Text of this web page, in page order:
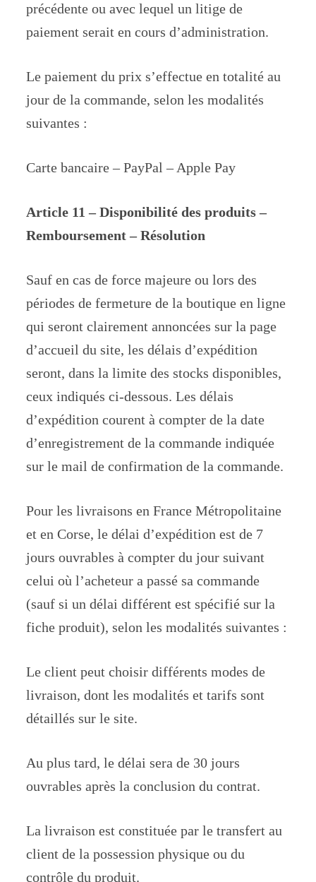
précédente ou avec lequel un litige de
paiement serait en cours d’administration.
Le paiement du prix s’effectue en totalité au
jour de la commande, selon les modalités
suivantes :
Carte bancaire – PayPal – Apple Pay
Article 11 – Disponibilité des produits –
Remboursement – Résolution
Sauf en cas de force majeure ou lors des
périodes de fermeture de la boutique en ligne
qui seront clairement annoncées sur la page
d’accueil du site, les délais d’expédition
seront, dans la limite des stocks disponibles,
ceux indiqués ci-dessous. Les délais
d’expédition courent à compter de la date
d’enregistrement de la commande indiquée
sur le mail de confirmation de la commande.
Pour les livraisons en France Métropolitaine
et en Corse, le délai d’expédition est de 7
jours ouvrables à compter du jour suivant
celui où l’acheteur a passé sa commande
(sauf si un délai différent est spécifié sur la
fiche produit), selon les modalités suivantes :
Le client peut choisir différents modes de
livraison, dont les modalités et tarifs sont
détaillés sur le site.
Au plus tard, le délai sera de 30 jours
ouvrables après la conclusion du contrat.
La livraison est constituée par le transfert au
client de la possession physique ou du
contrôle du produit.